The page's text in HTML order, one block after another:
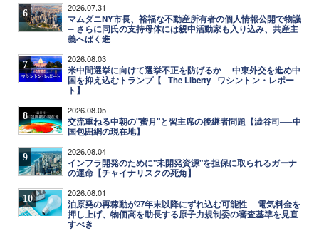
6 2026.07.31
マムダニNY市長、裕福な不動産所有者の個人情報公開で物議
─ さらに同氏の支持母体には親中活動家も入り込み、共産主
義へばく進
7 2026.08.03
米中間選挙に向けて選挙不正を防げるか ─ 中東外交を進め中
国を抑え込むトランプ【─The Liberty─ワシントン・レポー
ト】
8 2026.08.05
交流重ねる中朝の"蜜月"と習主席の後継者問題【澁谷司──中
国包囲網の現在地】
9 2026.08.04
インフラ開発のために"未開発資源"を担保に取られるガーナ
の運命【チャイナリスクの死角】
10 2026.08.01
泊原発の再稼動が27年末以降にずれ込む可能性 ─ 電気料金を
押し上げ、物価高を助長する原子力規制委の審査基準を見直
すべき